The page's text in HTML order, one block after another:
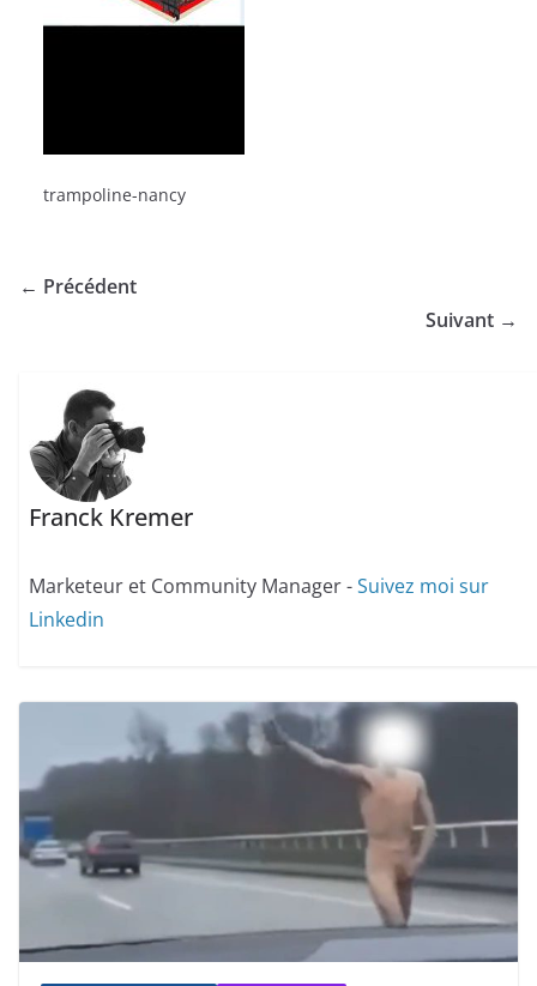
trampoline-nancy
← Précédent
Suivant →
Franck Kremer
Marketeur et Community Manager -Suivez moi sur
Linkedin